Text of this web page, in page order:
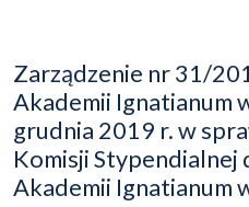
Zarządzenie nr 31/
Akademii Ignatianum
grudnia 2019 r. w
Komisji
Akademii Ignatianum